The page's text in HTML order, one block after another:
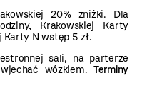
20% zniżki. Dla
Krakowskiej Karty
Karty N wstęp 5 zł.
sali, na parterze
wózkiem. Terminy